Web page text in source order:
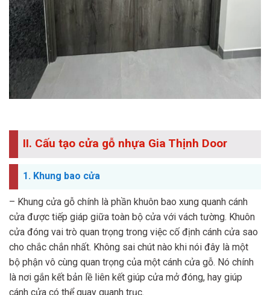
II. Cấu tạo cửa gỗ nhựa Gia Thịnh Door
1. Khung bao cửa
– Khung cửa gỗ chính là phần khuôn bao xung quanh cánh
cửa được tiếp giáp giữa toàn bộ cửa với vách tường. Khuôn
cửa đóng vai trò quan trọng trong việc cố định cánh cửa sao
cho chắc chắn nhất. Không sai chút nào khi nói đây là một
bộ phận vô cùng quan trọng của một cánh cửa gỗ. Nó chính
là nơi gắn kết bản lề liên kết giúp cửa mở đóng, hay giúp
cánh cửa có thể quay quanh trục.